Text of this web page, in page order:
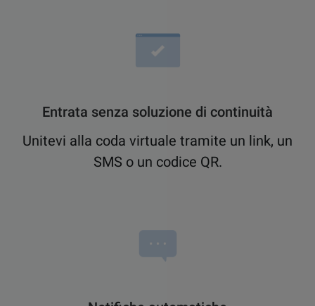
Entrata senza soluzione di continuità
Unitevi alla coda virtuale tramite un link, un
SMS o un codice QR.